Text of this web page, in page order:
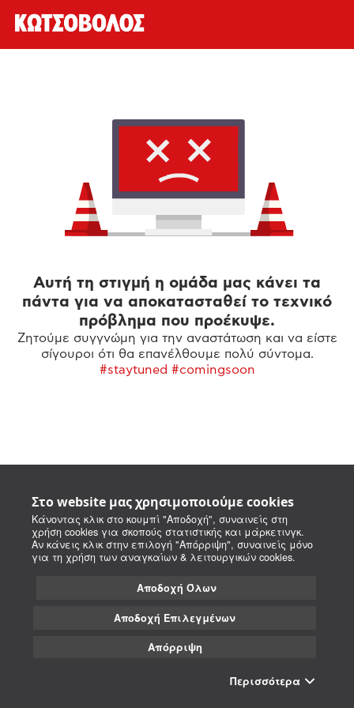
Στο website μας χρησιμοποιούμε cookies
Κάνοντας κλικ στο κουμπί "Αποδοχή", συναινείς στη
χρήση cookies για σκοπούς στατιστικής και μάρκετινγκ.
Αν κάνεις κλικ στην επιλογή "Απόρριψη", συναινείς μόνο
για τη χρήση των αναγκαίων & λειτουργικών cookies.
Αποδοχή Όλων
Αποδοχή Επιλεγμένων
Απόρριψη
Περισσότερα
Αυτή τη στιγμή η ομάδα μας κάνει τα
πάντα για να αποκατασταθεί το τεχνικό
πρόβλημα που προέκυψε.
Ζητούμε συγγνώμη για την αναστάτωση και να είστε
σίγουροι ότι θα επανέλθουμε πολύ σύντομα.
#staytuned #comingsoon